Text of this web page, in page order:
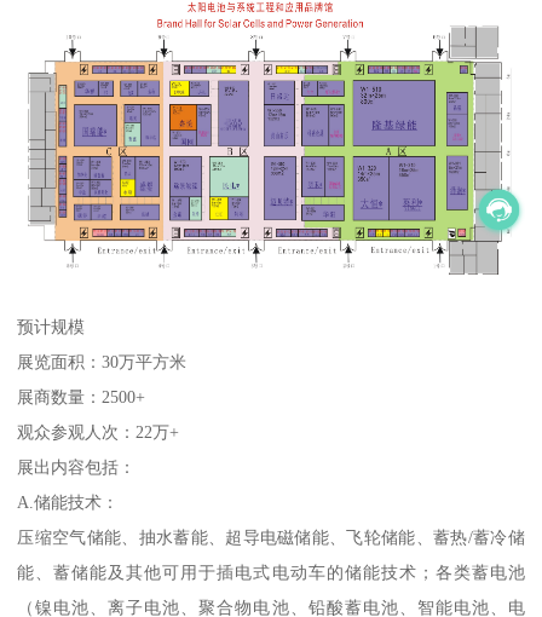
预计规模
展览面积：30万平方米
展商数量：2500+
观众参观人次：22万+
展出内容包括：
A.储能技术：
压缩空气储能、抽水蓄能、超导电磁储能、飞轮储能、蓄热/蓄冷储
能、蓄储能及其他可用于插电式电动车的储能技术；各类蓄电池
（镍电池、离子电池、聚合物电池、铅酸蓄电池、智能电池、电